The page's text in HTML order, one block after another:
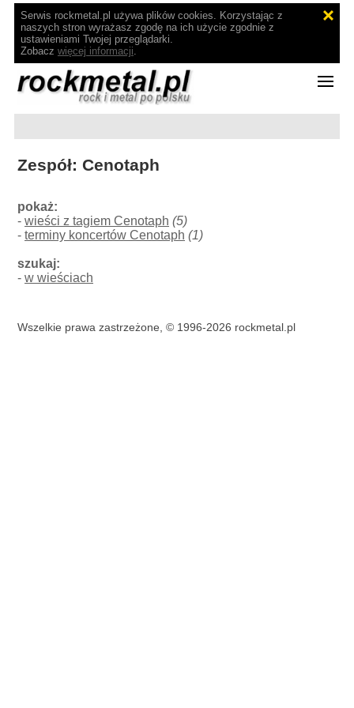
Serwis rockmetal.pl używa plików cookies. Korzystając z
naszych stron wyrażasz zgodę na ich użycie zgodnie z
ustawieniami Twojej przeglądarki.
Zobacz więcej informacji.
Zespół: Cenotaph
pokaż:
-wieści z tagiem Cenotaph (5)
-terminy koncertów Cenotaph (1)
szukaj:
-w wieściach
Wszelkie prawa zastrzeżone, © 1996-2026 rockmetal.pl